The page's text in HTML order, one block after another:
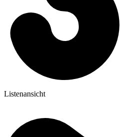
Listenansicht